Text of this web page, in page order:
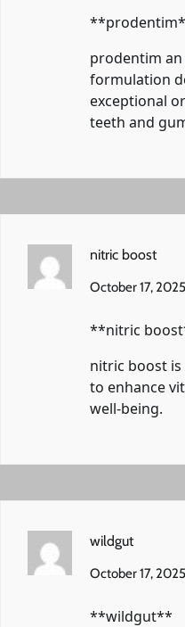
prodentim
formulation
exceptional
teeth and
nitric boost
October 17,
** nitric
nitric boost
to enhance
well-being.
wildgut
October 17,
**wildgut**